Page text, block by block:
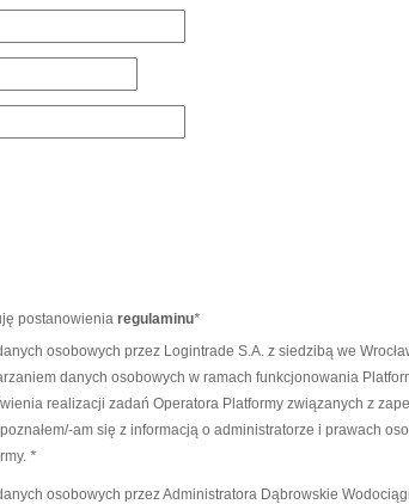
postanowienia regulaminu*
osobowych przez Logintrade S.A. z siedzibą we
danych osobowych w ramach funkcjonowania
realizacji zadań Operatora Platformy związanych z
am się z informacją o administratorze i prawach
*
osobowych przez Administratora Dąbrowskie